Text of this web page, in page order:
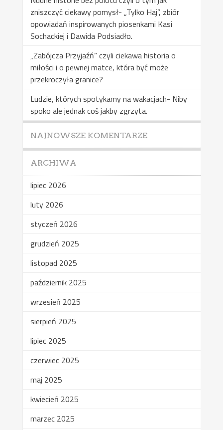
zniszczyć ciekawy pomysł- „Tylko Haj”, zbiór
opowiadań inspirowanych piosenkami Kasi
Sochackiej i Dawida Podsiadło.
„Zabójcza Przyjaźń” czyli ciekawa historia o
miłości i o pewnej matce, która być może
przekroczyła granice?
Ludzie, których spotykamy na wakacjach- Niby
spoko ale jednak coś jakby zgrzyta.
NAJNOWSZE KOMENTARZE
ARCHIWA
lipiec 2026
luty 2026
styczeń 2026
grudzień 2025
listopad 2025
październik 2025
wrzesień 2025
sierpień 2025
lipiec 2025
czerwiec 2025
maj 2025
kwiecień 2025
marzec 2025